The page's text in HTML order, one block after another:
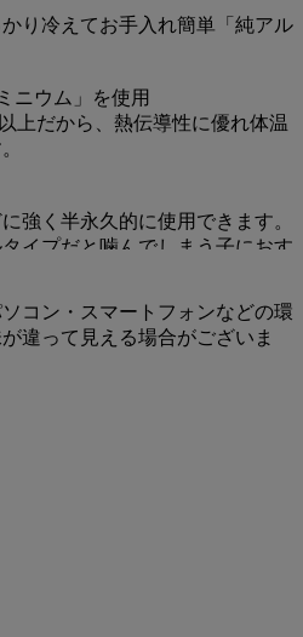
り冷えてお手入れ簡単「純アル
ニウム」を使用
上だから、熱伝導性に優れ体温
強く半永久的に使用できます。
イプだと噛んでしまう子におす
びにくく水洗いOK
清潔にお使いいただけます
まずきません。
できます。
良い加工済み
手軽
ースが作れます
コン・スマートフォンなどの環
違って見える場合がございま